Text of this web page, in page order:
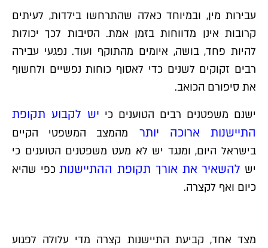
עבירות מין, ובמיוחד כאלה שהתרחשו בילדות, לעיתים
קרובות אינן מדווחות בזמן אמת. הסיבות לכך יכולות
להיות פחד, בושה, איומים מהתוקף ועוד. נפגעי עבירה
רבים זקוקים לשנים כדי לאסוף כוחות נפשיים ולחשוף
את סיפורם הכואב.
ישנם משפטנים רבים הטוענים כי יש לקבוע תקופת
התיישנות ארוכה יותר
מהמצב המשפטי הקיים
בישראל היום, ומנגד יש לא מעט משפטנים הטוענים כי
יש להשאיר את אורך תקופת ההתיישנותכפי שהיא
כיום ואף לקצרה.
מצד אחד, קביעת התיישנות קצרה מדי עלולה לפגוע